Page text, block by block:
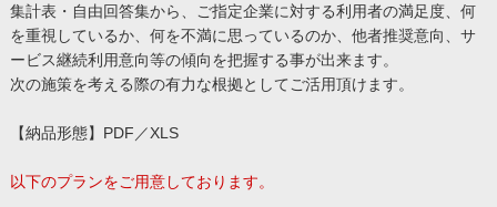
集計表・自由回答集から、ご指定企業に対する利用者の満足度、何
を重視しているか、何を不満に思っているのか、他者推奨意向、サ
ービス継続利用意向等の傾向を把握する事が出来ます。
次の施策を考える際の有力な根拠としてご活用頂けます。
【納品形態】PDF／XLS
以下のプランをご用意しております。